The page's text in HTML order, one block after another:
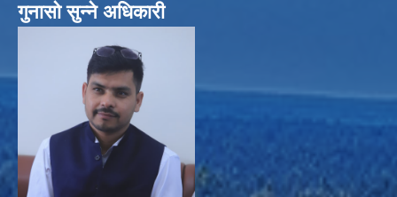
गुनासो सुन्ने अधिकारी